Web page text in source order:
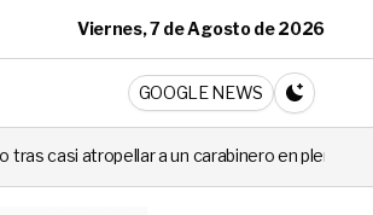
Viernes, 7 de Agosto de 2026
GOOGLE NEWS
CAMBIA A
carabinero en plena fiscalización